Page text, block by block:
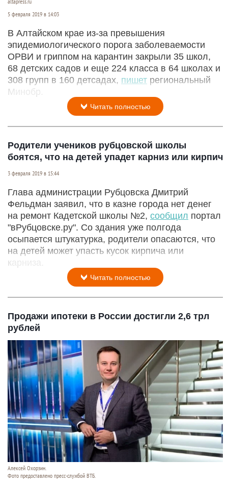
altapress.ru
5 февраля 2019 в 14:03
В Алтайском крае из-за превышения
эпидемиологического порога заболеваемости
ОРВИ и гриппом на карантин закрыли 35 школ,
68 детских садов и еще 224 класса в 64 школах и
308 групп в 160 детсадах, пишет региональный
Минобр.
Читать полностью
Родители учеников рубцовской школы
боятся, что на детей упадет карниз или кирпич
3 февраля 2019 в 15:44
Глава администрации Рубцовска Дмитрий
Фельдман заявил, что в казне города нет денег
на ремонт Кадетской школы №2, сообщил портал
"вРубцовске.ру". Со здания уже полгода
осыпается штукатурка, родители опасаются, что
на детей может упасть кусок кирпича или
карниза.
Читать полностью
Продажи ипотеки в России достигли 2,6 трл
рублей
Алексей Охорзин.
Фото предоставлено пресс-службой ВТБ.